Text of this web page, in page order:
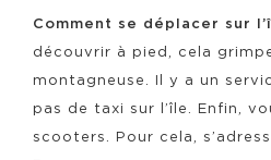
Comment se déplacer sur
découvrir à pied, cela
montagneuse. Il y a un
pas de taxi sur l’île. Enfin,
scooters. Pour cela,